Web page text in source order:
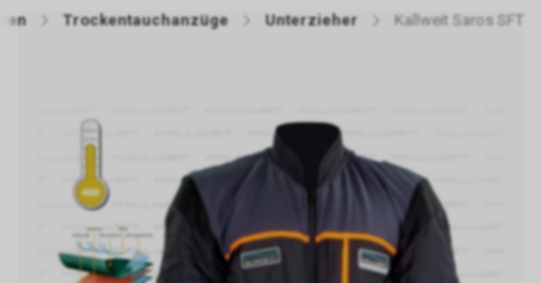
Trockentauchanzüge Unterzieher Kallweit Saros SFT